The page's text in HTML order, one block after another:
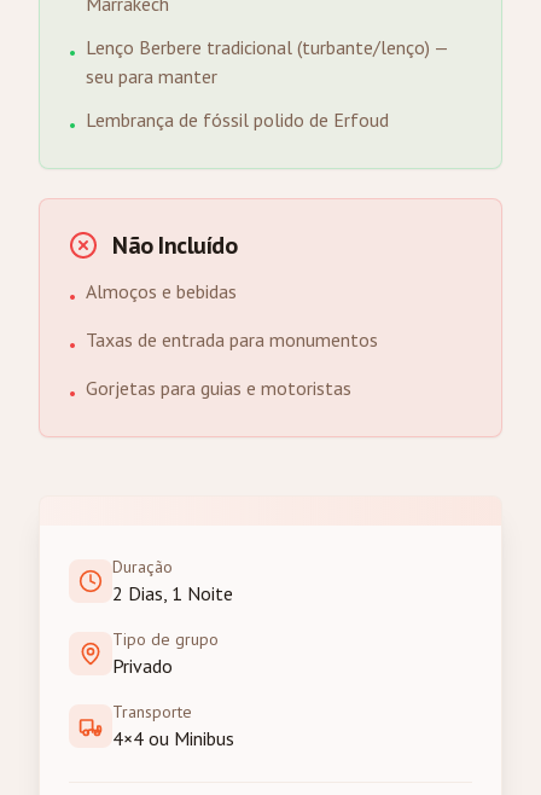
• Lenço Berbere tradicional (turbante/lenço) —
seu para manter
• Lembrança de fóssil polido de Erfoud
Não Incluído
• Almoços e bebidas
• Taxas de entrada para monumentos
• Gorjetas para guias e motoristas
Duração
2 Dias, 1 Noite
Tipo de grupo
Privado
Transporte
4×4 ou Minibus